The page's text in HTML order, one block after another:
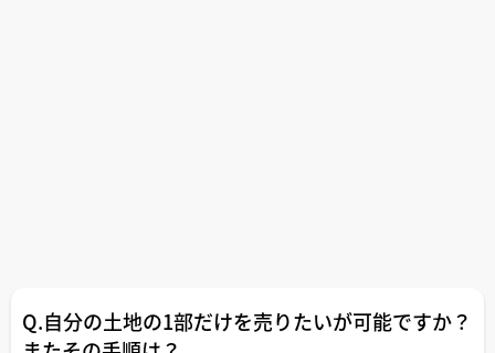
Q.自分の土地の1部だけを売りたいが可能ですか？